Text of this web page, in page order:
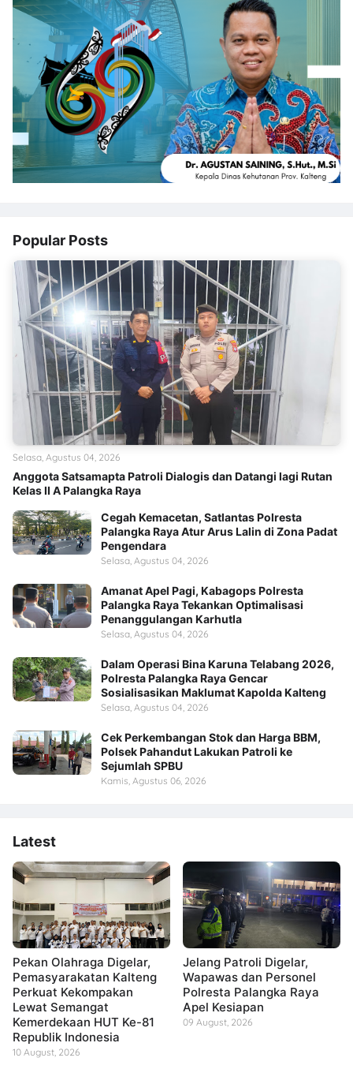
Popular Posts
Anggota Satsamapta Patroli Dialogis dan Datangi lagi Rutan
Kelas II A Palangka Raya
Selasa, Agustus 04, 2026
Cegah Kemacetan, Satlantas Polresta
Palangka Raya Atur Arus Lalin di Zona Padat
Pengendara
Selasa, Agustus 04, 2026
Amanat Apel Pagi, Kabagops Polresta
Palangka Raya Tekankan Optimalisasi
Penanggulangan Karhutla
Selasa, Agustus 04, 2026
Dalam Operasi Bina Karuna Telabang 2026,
Polresta Palangka Raya Gencar
Sosialisasikan Maklumat Kapolda Kalteng
Selasa, Agustus 04, 2026
Cek Perkembangan Stok dan Harga BBM,
Polsek Pahandut Lakukan Patroli ke
Sejumlah SPBU
Kamis, Agustus 06, 2026
Latest
Pekan Olahraga Digelar,
Pemasyarakatan Kalteng
Perkuat Kekompakan
Lewat Semangat
Kemerdekaan HUT Ke-81
Republik Indonesia
10 August, 2026
Jelang Patroli Digelar,
Wapawas dan Personel
Polresta Palangka Raya
Apel Kesiapan
09 August, 2026